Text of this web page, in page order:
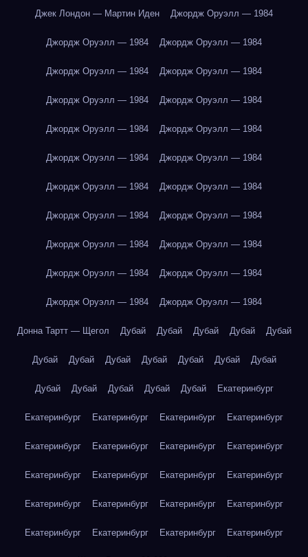
Джек Лондон — Мартин Иден Джордж Оруэлл — 1984
Джордж Оруэлл — 1984 Джордж Оруэлл — 1984
Джордж Оруэлл — 1984 Джордж Оруэлл — 1984
Джордж Оруэлл — 1984 Джордж Оруэлл — 1984
Джордж Оруэлл — 1984 Джордж Оруэлл — 1984
Джордж Оруэлл — 1984 Джордж Оруэлл — 1984
Джордж Оруэлл — 1984 Джордж Оруэлл — 1984
Джордж Оруэлл — 1984 Джордж Оруэлл — 1984
Джордж Оруэлл — 1984 Джордж Оруэлл — 1984
Джордж Оруэлл — 1984 Джордж Оруэлл — 1984
Джордж Оруэлл — 1984 Джордж Оруэлл — 1984
Донна Тартт — Щегол Дубай Дубай Дубай Дубай Дубай
Дубай Дубай Дубай Дубай Дубай Дубай Дубай
Дубай Дубай Дубай Дубай Дубай Екатеринбург
Екатеринбург Екатеринбург Екатеринбург Екатеринбург
Екатеринбург Екатеринбург Екатеринбург Екатеринбург
Екатеринбург Екатеринбург Екатеринбург Екатеринбург
Екатеринбург Екатеринбург Екатеринбург Екатеринбург
Екатеринбург Екатеринбург Екатеринбург Екатеринбург